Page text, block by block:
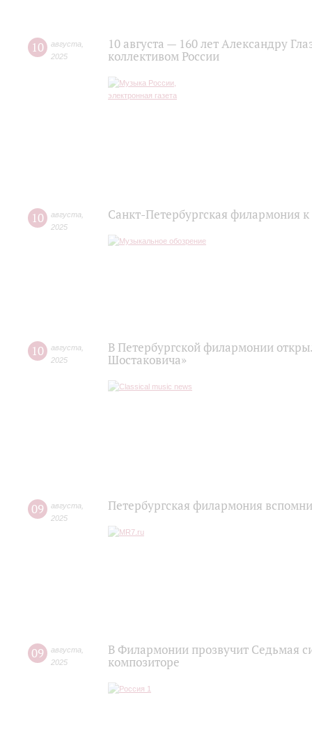
10 августа
2025
10 августа — 160 лет Александру
коллективом России
10 августа
2025
Санкт-Петербургская филармония
10 августа
2025
В Петербургской филармонии
Шостаковича»
09 августа
2025
Петербургская филармония
09 августа
2025
В Филармонии прозвучит Седьмая
композиторе